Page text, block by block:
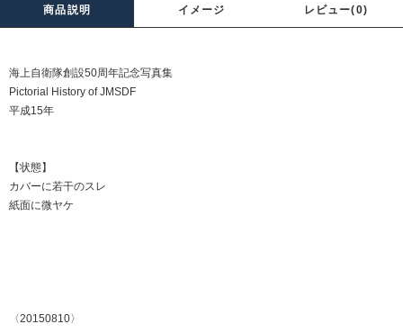
商品説明 イメージ レビュー(0)
海上自衛隊創設50周年記念写真集
Pictorial History of JMSDF
平成15年
【状態】
カバーに若干のスレ
紙面に微ヤケ
〈20150810〉